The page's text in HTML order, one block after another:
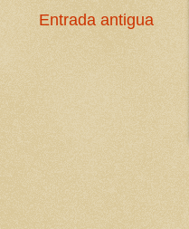
Entrada antigua